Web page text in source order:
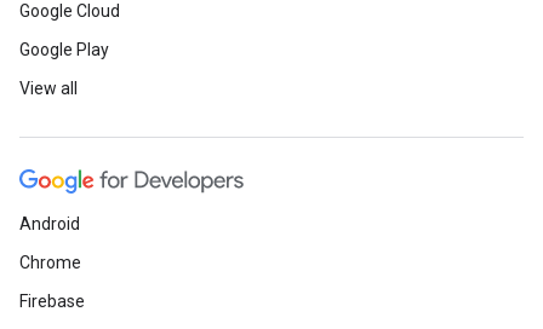
Google Cloud
Google Play
View all
Android
Chrome
Firebase